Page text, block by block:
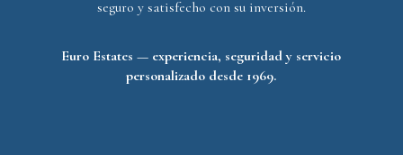
seguro y satisfecho con su inversión.
Euro Estates — experiencia, seguridad y servicio
personalizado desde 1969.